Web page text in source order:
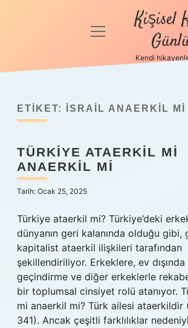
Anasayfa
Politikası
Hakkımızda
menüyü
Kişisel
Kendi
ETIKET: İSRAIL ANAERKIL MI
TÜRKIYE ATAERKIL MI
ANAERKIL MI
Tarih: Ocak 25, 2025
Türkiye ataerkil mi? Türkiye’deki
dünyanın geri kalanında olduğu gibi,
kapitalist ataerkil ilişkileri tarafından
şekillendiriliyor. Erkeklere, ev dışında
geçindirme ve diğer erkeklerle
bir toplumsal cinsiyet rolü atanıyor.
mi anaerkil mi? Türk ailesi ataerkildir
341). Ancak çeşitli farklılıklar